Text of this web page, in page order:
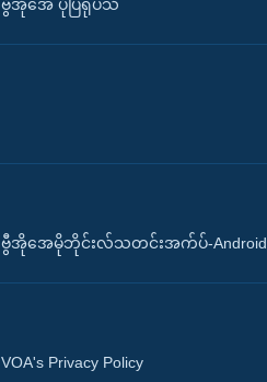
ဗွီအိုအေ ပုံပြရုပ်သံ
ဗွီအိုအေမိုဘိုင်းလ်သတင်းအက်ပ်-Android
VOA's Privacy Policy